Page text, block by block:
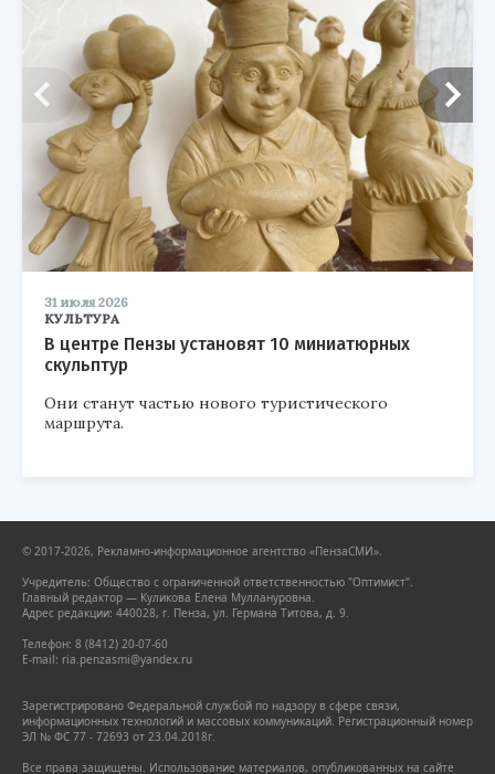
31 июля 2026
КУЛЬТУРА
В центре Пензы установят 10 миниатюрных
скульптур
Они станут частью нового туристического
маршрута.
© 2017-2026, Рекламно-информационное агентство «ПензаСМИ».
Учредитель: Общество с ограниченной ответственностью "Оптимист".
Главный редактор — Куликова Елена Муллануровна.
Адрес редакции: 440028, г. Пенза, ул. Германа Титова, д. 9.
Телефон: 8 (8412) 20-07-60
E-mail: ria.penzasmi@yandex.ru
Зарегистрировано Федеральной службой по надзору в сфере связи,
информационных технологий и массовых коммуникаций. Регистрационный номер
ЭЛ № ФС 77 - 72693 от 23.04.2018г.
Все права защищены. Использование материалов, опубликованных на сайте